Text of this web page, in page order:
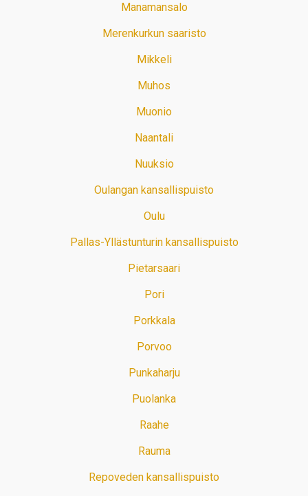
Manamansalo
Merenkurkun saaristo
Mikkeli
Muhos
Muonio
Naantali
Nuuksio
Oulangan kansallispuisto
Oulu
Pallas-Yllästunturin kansallispuisto
Pietarsaari
Pori
Porkkala
Porvoo
Punkaharju
Puolanka
Raahe
Rauma
Repoveden kansallispuisto